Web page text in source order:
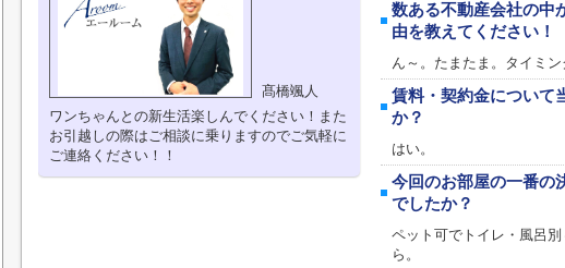
髙橋颯人
ワンちゃんとの新生活楽しんでください！また
お引越しの際はご相談に乗りますのでご気軽に
ご連絡ください！！
数ある不動産会社の中
由を教えてください！
ん～。たまたま。タイミン
賃料・契約金について
か？
はい。
今回のお部屋の一番の
でしたか？
ペット可でトイレ・風呂
ら。